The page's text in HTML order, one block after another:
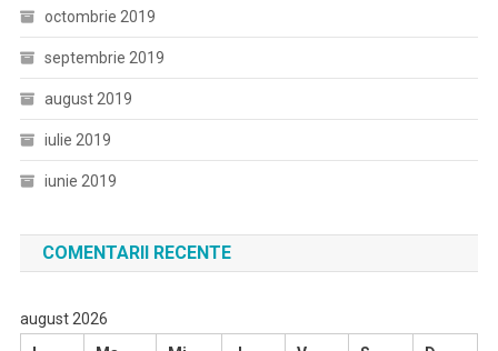
octombrie 2019
septembrie 2019
august 2019
iulie 2019
iunie 2019
COMENTARII RECENTE
august 2026